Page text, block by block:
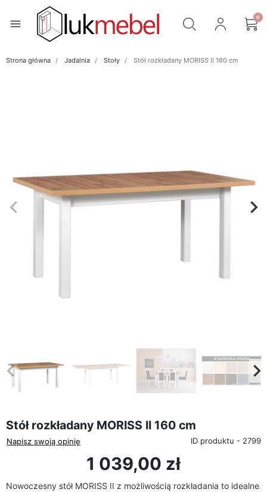
menu 0
Strona główna Jadalnia Stoły Stół rozkładany MORISS II 160 cm
Poprzedni
keyboard_arrow_left keyboard_arrow_right
Poprzedni
Stół rozkładany MORISS II 160 cm
Napisz swoją opinię ID produktu - 2799
1 039,00 zł
Nowoczesny stół MORISS II z możliwością rozkładania to idealne